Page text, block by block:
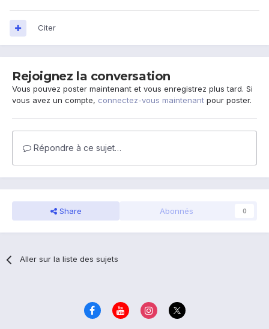
Citer
Rejoignez la conversation
Vous pouvez poster maintenant et vous enregistrez plus tard. Si
vous avez un compte, connectez-vous maintenant pour poster.
Répondre à ce sujet…
Share Abonnés 0
Aller sur la liste des sujets